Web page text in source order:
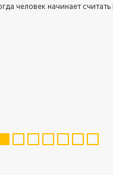
человек начинает